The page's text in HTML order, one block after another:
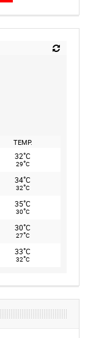
TEMP.
32°C
29°C
34°C
32°C
35°C
30°C
30°C
27°C
33°C
32°C